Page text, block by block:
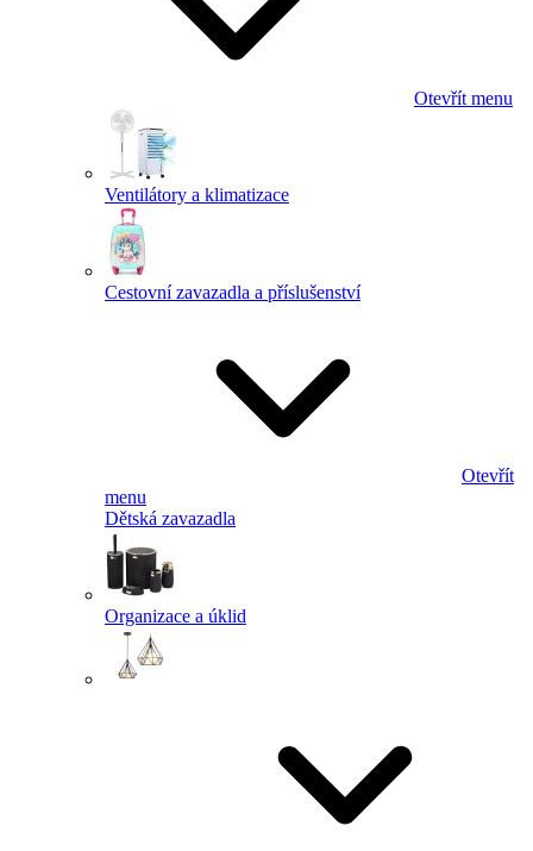
Otevřít menu
Ventilátory a klimatizace
Cestovní zavazadla a příslušenství
Otevřít
menu
Dětská zavazadla
Organizace a úklid